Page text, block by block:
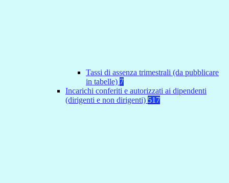
Tassi di assenza trimestrali (da pubblicare
in tabelle) 7
Incarichi conferiti e autorizzati ai dipendenti
(dirigenti e non dirigenti) 517